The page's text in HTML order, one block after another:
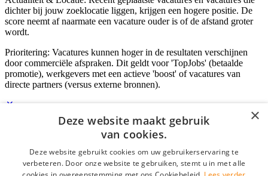
dichter bij jouw zoeklocatie liggen, krijgen een hogere positie. De
score neemt af naarmate een vacature ouder is of de afstand groter
wordt.
Prioritering: Vacatures kunnen hoger in de resultaten verschijnen
door commerciële afspraken. Dit geldt voor 'TopJobs' (betaalde
promotie), werkgevers met een actieve 'boost' of vacatures van
directe partners (versus externe bronnen).
Inloggen als bedrijf
E-mail*
×
Deze website maakt gebruik
van cookies.
Deze website gebruikt cookies om uw gebruikerservaring te
verbeteren. Door onze website te gebruiken, stemt u in met alle